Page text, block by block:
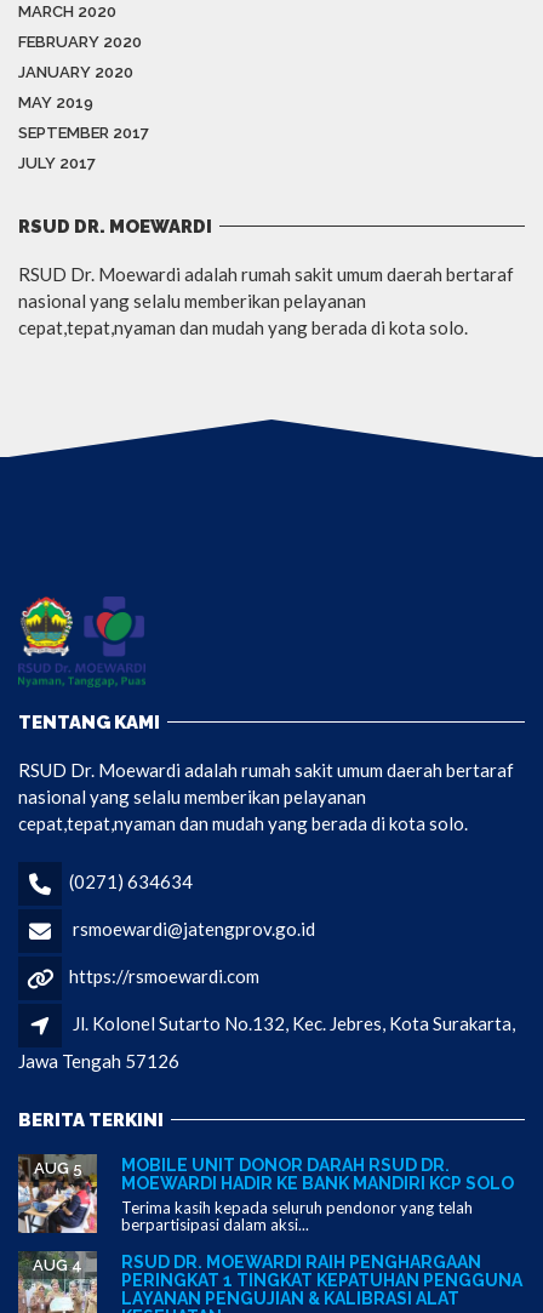
MARCH 2020
FEBRUARY 2020
JANUARY 2020
MAY 2019
SEPTEMBER 2017
JULY 2017
RSUD DR. MOEWARDI
RSUD Dr. Moewardi adalah rumah sakit umum daerah bertaraf
nasional yang selalu memberikan pelayanan
cepat,tepat,nyaman dan mudah yang berada di kota solo.
TENTANG KAMI
RSUD Dr. Moewardi adalah rumah sakit umum daerah bertaraf
nasional yang selalu memberikan pelayanan
cepat,tepat,nyaman dan mudah yang berada di kota solo.
(0271) 634634
rsmoewardi@jatengprov.go.id
https://rsmoewardi.com
Jl. Kolonel Sutarto No.132, Kec. Jebres, Kota Surakarta,
Jawa Tengah 57126
BERITA TERKINI
MOBILE UNIT DONOR DARAH RSUD DR.
MOEWARDI HADIR KE BANK MANDIRI KCP SOLO
AUG 5
Terima kasih kepada seluruh pendonor yang telah
berpartisipasi dalam aksi...
RSUD DR. MOEWARDI RAIH PENGHARGAAN
PERINGKAT 1 TINGKAT KEPATUHAN PENGGUNA
LAYANAN PENGUJIAN & KALIBRASI ALAT
AUG 4